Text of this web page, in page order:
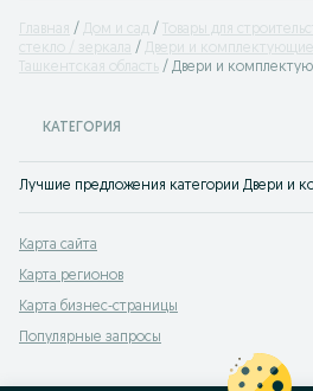
Главная Дом и сад Товары для
стеклo / зеркала
Двери и комплектующие
Ташкентская область
Двери и
КАТЕГОРИЯ
Карта сайта
Карта регионов
Карта бизнес-страницы
Популярные запросы